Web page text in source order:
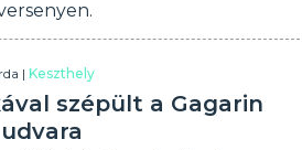
|Keszthely
szépült a Gagarin